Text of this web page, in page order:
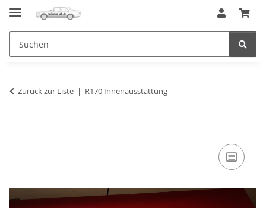
Zurück zur Liste R170 Innenausstattung